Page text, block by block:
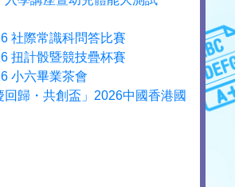
社際常識科問答比賽
扭計骰暨競技疊杯賽
小六畢業茶會
回歸・共創盃」2026中國香港國